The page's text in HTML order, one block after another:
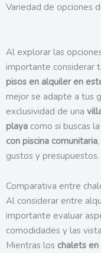
Variedad de opciones
Al explorar las
importante considerar
pisos en alquiler en
mejor se adapte a tus
exclusividad de una
playa como si buscas
con piscina comunitaria
gustos y presupuestos.
Comparativa entre
Al considerar entre
importante evaluar
comodidades y las
Mientras los chalets